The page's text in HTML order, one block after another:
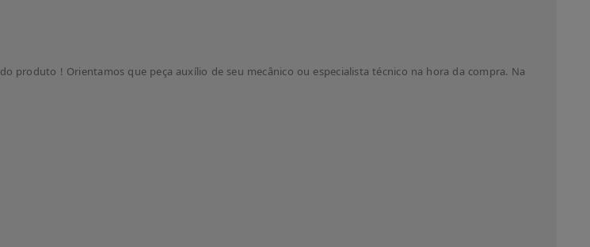
do produto ! Orientamos que peça auxílio de seu mecânico ou especialista técnico na hora da compra. Na